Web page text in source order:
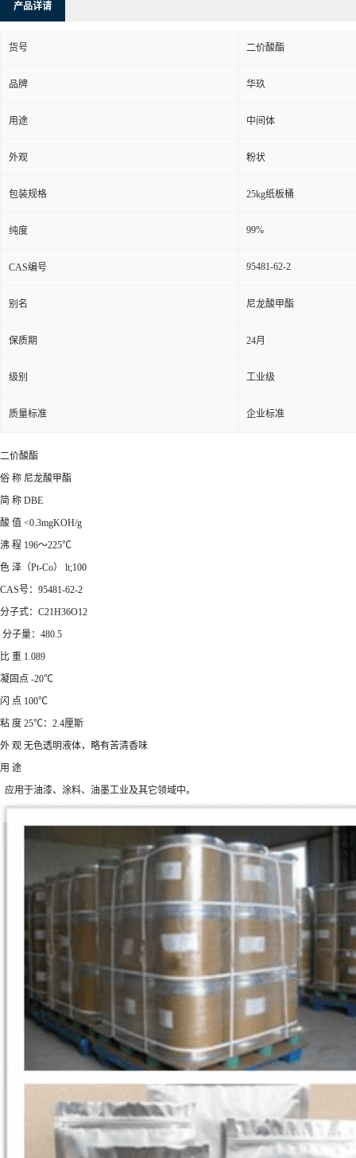
产品详请
货号 二价酸酯
品牌 华玖
用途 中间体
外观 粉状
包装规格 25kg纸板桶
纯度 99%
CAS编号 95481-62-2
别名 尼龙酸甲酯
保质期 24月
级别 工业级
质量标准 企业标准
二价酸酯
俗 称 尼龙酸甲酯
简 称 DBE
酸 值 <0.3mgKOH/g
沸 程 196～225℃
色 泽（Pt-Co） lt;100
CAS号：95481-62-2
分子式：C21H36O12
分子量：480.5
比 重 1.089
凝固点 -20℃
闪 点 100℃
粘 度 25℃：2.4厘斯
外 观 无色透明液体，略有苦清香味
用 途
应用于油漆、涂料、油墨工业及其它领域中。